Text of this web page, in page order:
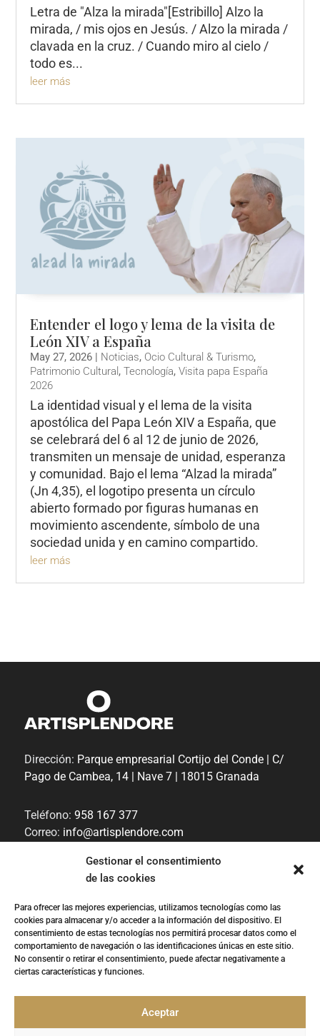
Gestionar el consentimiento
de las cookies
Para ofrecer las mejores experiencias, utilizamos tecnologías como las
cookies para almacenar y/o acceder a la información del dispositivo. El
consentimiento de estas tecnologías nos permitirá procesar datos como el
comportamiento de navegación o las identificaciones únicas en este sitio.
No consentir o retirar el consentimiento, puede afectar negativamente a
ciertas características y funciones.
Aceptar
Letra de "Alza la mirada"[Estribillo] Alzo la
mirada, / mis ojos en Jesús. / Alzo la mirada /
clavada en la cruz. / Cuando miro al cielo /
todo es...
leer más
Entender el logo y lema de la visita de
León XIV a España
May 27, 2026 | Noticias, Ocio Cultural & Turismo,
Patrimonio Cultural ,Tecnología,Visita papa España
2026
La identidad visual y el lema de la visita
apostólica del Papa León XIV a España, que
se celebrará del 6 al 12 de junio de 2026,
transmiten un mensaje de unidad, esperanza
y comunidad. Bajo el lema “Alzad la mirada”
(Jn 4,35), el logotipo presenta un círculo
abierto formado por figuras humanas en
movimiento ascendente, símbolo de una
sociedad unida y en camino compartido.
leer más
Dirección: Parque empresarial Cortijo del Conde | C/
Pago de Cambea, 14 | Nave 7 | 18015 Granada
Teléfono: 958 167 377
Correo: info@artisplendore.com
Trabaja con nosotros
“ARTISPLENDORE SLha sido beneficiaria del
Fondo Europeo de Desarrollo Regional cuyo
objetivo es Potenciar la investigación, el
desarrollo tecnológico y la innovación, y
gracias al que ha desarollado y renovado la
innovadoras. 2020-2021. Para ello ha contado con el apoyo del
Programa InnoCámaras de la Cámara de Comercio de Granada’’.